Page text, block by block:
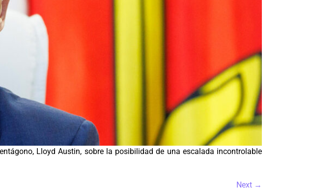
Lloyd Austin, sobre la posibilidad de una escalada incontrolable
Next →